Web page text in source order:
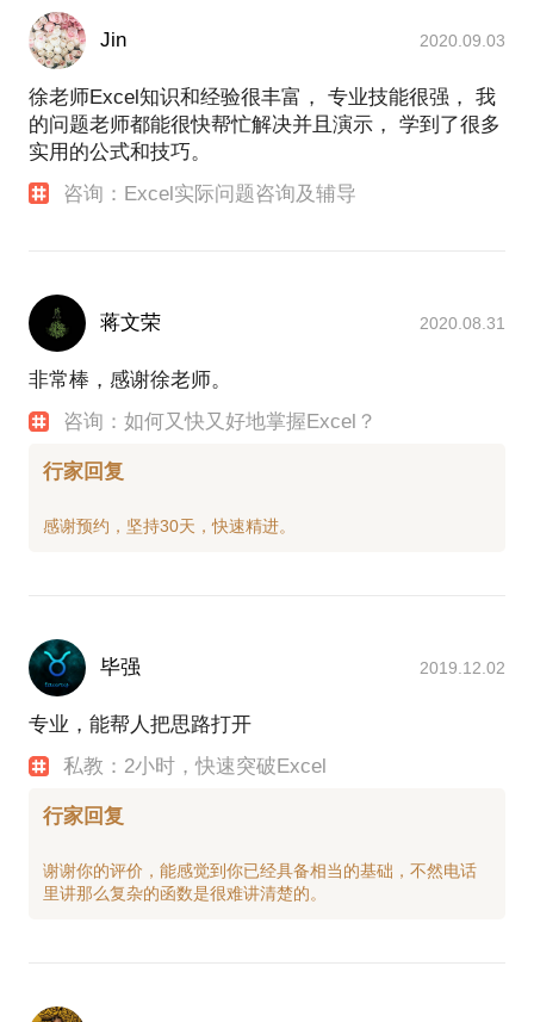
Jin 2020.09.03
徐老师Excel知识和经验很丰富， 专业技能很强， 我
的问题老师都能很快帮忙解决并且演示， 学到了很多
实用的公式和技巧。
咨询：Excel实际问题咨询及辅导
蒋文荣 2020.08.31
非常棒，感谢徐老师。
咨询：如何又快又好地掌握Excel？
行家回复
毕强 2019.12.02
专业，能帮人把思路打开
私教：2小时，快速突破Excel
行家回复
谢谢你的评价，能感觉到你已经具备相当的基础，不然电话